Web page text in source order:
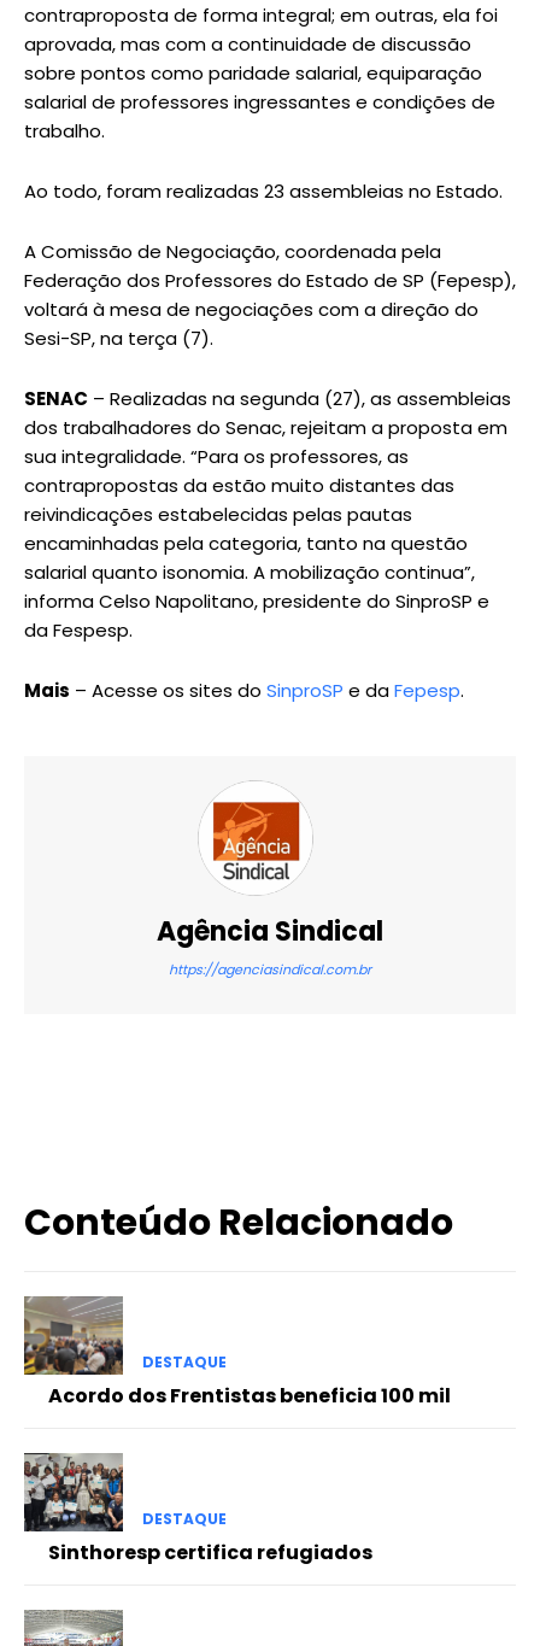
contraproposta de forma integral; em outras, ela foi
aprovada, mas com a continuidade de discussão
sobre pontos como paridade salarial, equiparação
salarial de professores ingressantes e condições de
trabalho.
Ao todo, foram realizadas 23 assembleias no Estado.
A Comissão de Negociação, coordenada pela
Federação dos Professores do Estado de SP (Fepesp),
voltará à mesa de negociações com a direção do
Sesi-SP, na terça (7).
SENAC – Realizadas na segunda (27), as assembleias
dos trabalhadores do Senac, rejeitam a proposta em
sua integralidade. “Para os professores, as
contrapropostas da estão muito distantes das
reivindicações estabelecidas pelas pautas
encaminhadas pela categoria, tanto na questão
salarial quanto isonomia. A mobilização continua”,
informa Celso Napolitano, presidente do SinproSP e
da Fespesp.
Mais – Acesse os sites do SinproSP e daFepesp.
Agência Sindical
https://agenciasindical.com.br
Conteúdo Relacionado
DESTAQUE
Acordo dos Frentistas beneficia 100 mil
DESTAQUE
Sinthoresp certifica refugiados